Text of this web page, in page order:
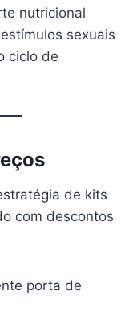
nutricional
sexuais
ciclo de
de kits
com descontos
porta de